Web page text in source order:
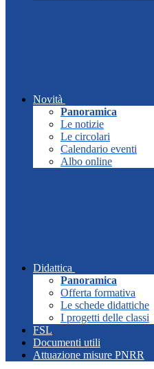
Novità
Panoramica
Le notizie
Le circolari
Calendario eventi
Albo online
Didattica
Panoramica
Offerta formativa
Le schede didattiche
I progetti delle classi
FSL
Documenti utili
Attuazione misure PNRR